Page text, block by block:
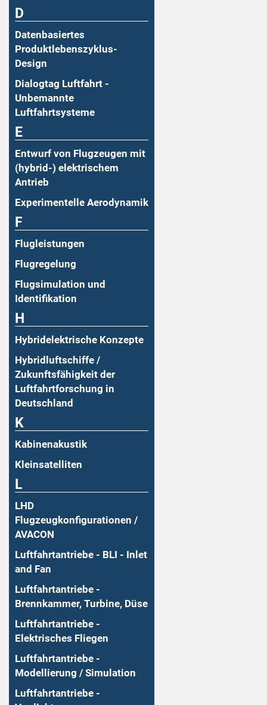
D
Datenbasiertes
Produktlebenszyklus-
Design
Dialogtag Luftfahrt -
Unbemannte
Luftfahrtsysteme
E
Entwurf von Flugzeugen mit
(hybrid-) elektrischem
Antrieb
Experimentelle Aerodynamik
F
Flugleistungen
Flugregelung
Flugsimulation und
Identifikation
H
Hybridelektrische Konzepte
Hybridluftschiffe /
Zukunftsfähigkeit der
Luftfahrtforschung in
Deutschland
K
Kabinenakustik
Kleinsatelliten
L
LHD
Flugzeugkonfigurationen /
AVACON
Luftfahrtantriebe - BLI - Inlet
and Fan
Luftfahrtantriebe -
Brennkammer, Turbine, Düse
Luftfahrtantriebe -
Elektrisches Fliegen
Luftfahrtantriebe -
Modellierung / Simulation
Luftfahrtantriebe -